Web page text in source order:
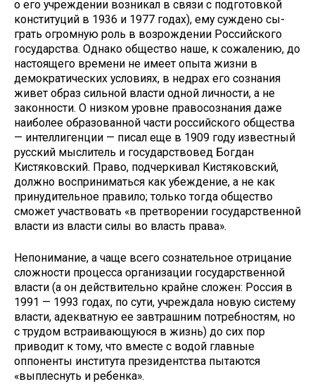
о его учреждении возникал в связи с подготовкой
конституций в 1936 и 1977 годах), ему суждено сы­
грать огромную роль в возрождении Российского
государства. Однако об­щество наше, к сожалению, до
насто­ящего времени не имеет опыта жизни в
демократических условиях, в недрах его сознания
живет образ сильной власти одной личности, а не
законно­сти. О низком уровне правосознания даже
наиболее образованной части российского общества
— интеллиген­ции — писал еще в 1909 году известный
русский мыслитель и государствовед Богдан
Кистяковский. Право, подчеркивал Кистяковский,
должно восприниматься как убеждение, а не как
принудительное правило; только тогда общество
сможет участвовать «в претворении государственной
вла­сти из власти силы во власть права».
Непонимание, а чаще всего созна­тельное отрицание
сложности про­цесса организации государственной
власти (а он действительно крайне сложен: Россия в
1991 — 1993 годах, по сути, учреждала новую систему
власти, адекватную ее завтрашним потребностям, но
с трудом встраива­ющуюся в жизнь) до сих пор
приводит к тому, что вместе с водой главные
оппоненты института президентства пытаются
«выплеснуть и ребенка».